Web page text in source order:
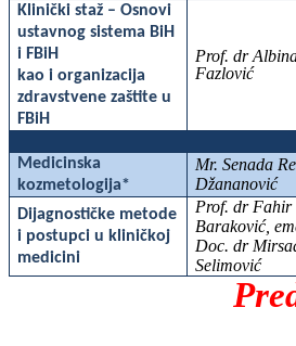
Klinički staž – Osnovi
ustavnog sistema BiH
i FBiH
kao i organizacija
zdravstvene zaštite u
FBiH
Prof. dr
Fazlović
Medicinska
kozmetologija*
Mr. Senada
Džananović
Dijagnostičke metode
i postupci u kliničkoj
medicini
Prof. dr Fahir
Baraković,
Doc. dr
Selimović